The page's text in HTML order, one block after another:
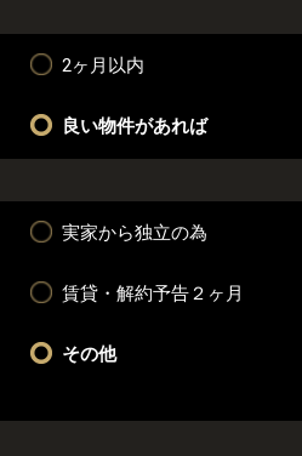
2ヶ月以内
良い物件があれば
実家から独立の為
賃貸・解約予告２ヶ月
その他